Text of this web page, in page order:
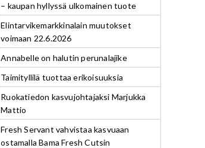
– kaupan hyllyssä ulkomainen tuote
Elintarvikemarkkinalain muutokset
voimaan 22.6.2026
Annabelle on halutin perunalajike
Taimityllilä tuottaa erikoisuuksia
Ruokatiedon kasvujohtajaksi Marjukka
Mattio
Fresh Servant vahvistaa kasvuaan
ostamalla Bama Fresh Cutsin